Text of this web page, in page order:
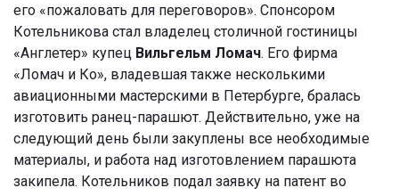
его «пожаловать для переговоров». Спонсором
Котельникова стал владелец столичной гостиницы
«Англетер» купец Вильгельм Ломач. Его фирма
«Ломач и Ко», владевшая также несколькими
авиационными мастерскими в Петербурге, бралась
изготовить ранец-парашют. Действительно, уже на
следующий день были закуплены все необходимые
материалы, и работа над изготовлением парашюта
закипела. Котельников подал заявку на патент во